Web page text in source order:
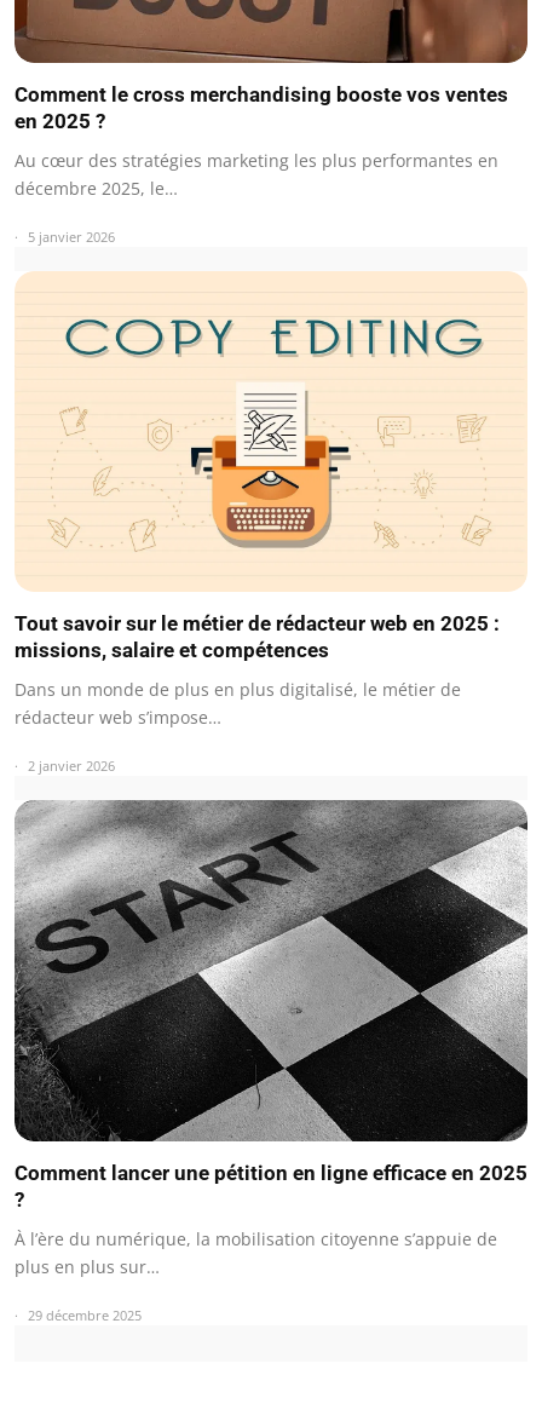
Comment le cross merchandising booste vos ventes
en 2025 ?
Au cœur des stratégies marketing les plus performantes en
décembre 2025, le…
5 janvier 2026
Tout savoir sur le métier de rédacteur web en 2025 :
missions, salaire et compétences
Dans un monde de plus en plus digitalisé, le métier de
rédacteur web s’impose…
2 janvier 2026
Comment lancer une pétition en ligne efficace en 2025
?
À l’ère du numérique, la mobilisation citoyenne s’appuie de
plus en plus sur…
29 décembre 2025